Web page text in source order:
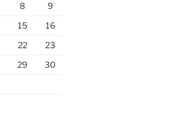
8
9
15
16
22
23
29
30